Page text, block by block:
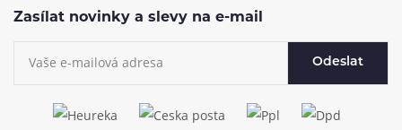
Zasílat novinky a slevy na e-mail
Odeslat